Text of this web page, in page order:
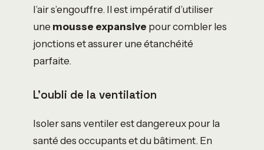
l’air s’engouffre. Il est impératif d’utiliser
une mousse expansive pour combler les
jonctions et assurer une étanchéité
parfaite.
L’oubli de la ventilation
Isoler sans ventiler est dangereux pour la
santé des occupants et du bâtiment. En